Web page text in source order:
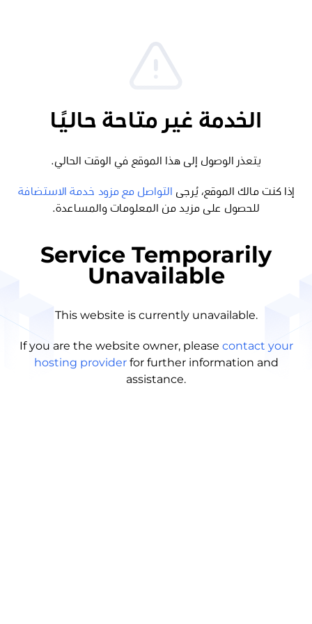
الخدمة غير متاحة حاليًا
يتعذر الوصول إلى هذا الموقع في الوقت الحالي.
إذا كنت مالك الموقع، يُرجى
التواصل مع مزود خدمة الاستضافة
للحصول على مزيد من المعلومات والمساعدة.
Service Temporarily
Unavailable
This website is currently unavailable.
If you are the website owner, please contact your
hosting provider for further information and
assistance.